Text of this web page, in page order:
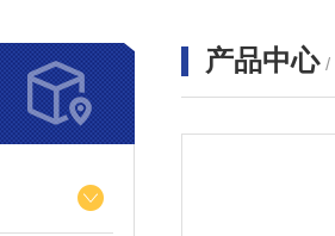
产品中心 /